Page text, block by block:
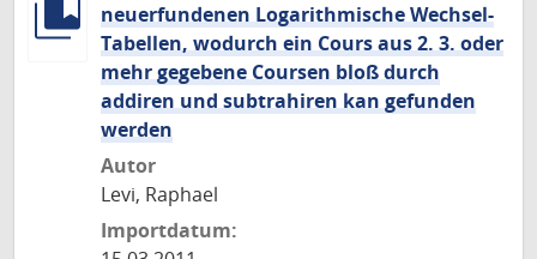
neuerfundenen Logarithmische Wechsel-
Tabellen, wodurch ein Cours aus 2. 3. oder
mehr gegebene Coursen bloß durch
addiren und subtrahiren kan gefunden
werden
Autor
Levi, Raphael
Importdatum: